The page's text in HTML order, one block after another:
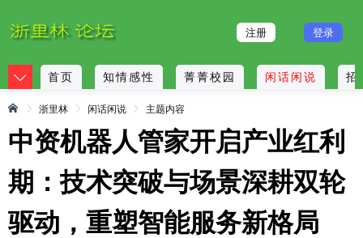
注册 登录
首页 知情感性 菁菁校园 闲话闲说 招
浙里林 闲话闲说 主题内容
中资机器人管家开启产业红利
期：技术突破与场景深耕双轮
驱动，重塑智能服务新格局